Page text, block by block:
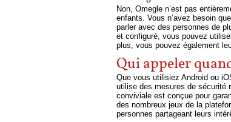
Non, Omegle n’est pas
enfants. Vous n’avez besoin
parler avec des personnes de
et configuré, vous pouvez
plus, vous pouvez également
Qui appeler
Que vous utilisiez Android ou
utilise des mesures de sécurité
conviviale est conçue pour
des nombreux jeux de la
personnes partageant leurs